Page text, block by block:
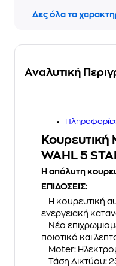
Δες όλα τα
Αναλυτική
WAHL 5
Η απόλυτη
ΕΠΙΔΟΣΕΙΣ:
Η κουρευτική
ενεργειακή
Νέο
ποιοτικό και
Moter:
Τάση Δικτύου: